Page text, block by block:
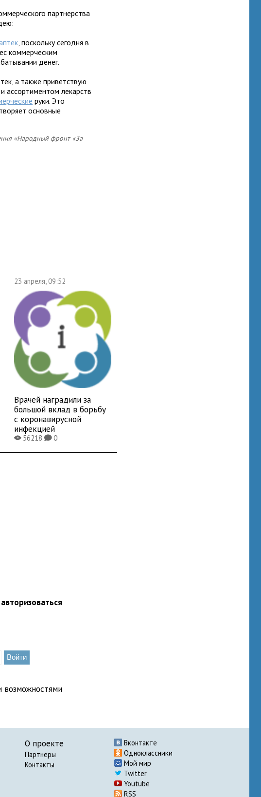
партнерства
, поскольку сегодня в
коммерческим
денег.
а также приветствую
ассортиментом лекарств
руки. Это
основные
«Народный фронт «За
23 апреля, 09:52
Врачей наградили за
большой вклад в борьбу
с коронавирусной
инфекцией
X56218K0
возможностями
О проекте
Партнеры
Контакты
Вконтакте
Одноклассники
Мой мир
Twitter
Youtube
RSS